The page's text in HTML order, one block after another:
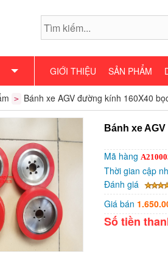
GIỚI THIỆU SẢN PHẨM
> Bánh xe AGV đường kính 160X40
Bánh xe
Mã hàng
Thời gian cập
Đánh giá
Giá bán
Số tiền